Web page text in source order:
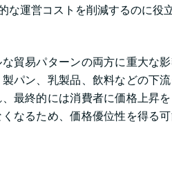
運営コストを削減するのに役立
貿易パターンの両方に重大な
パン、乳製品、飲料などの下
最終的には消費者に価格上昇
なるため、価格優位性を得る